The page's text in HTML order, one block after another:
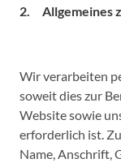
2. Allgemeines
Wir verarbeiten
soweit dies zur
Website sowie
erforderlich ist.
Name, Anschrift,